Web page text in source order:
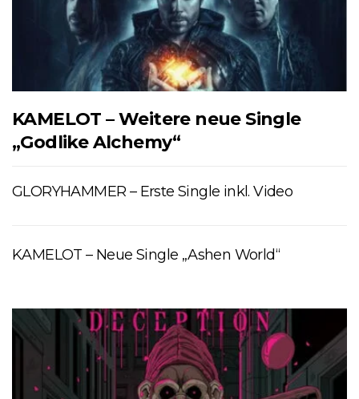
KAMELOT – Weitere neue Single
„Godlike Alchemy“
GLORYHAMMER – Erste Single inkl. Video
KAMELOT – Neue Single „Ashen World“